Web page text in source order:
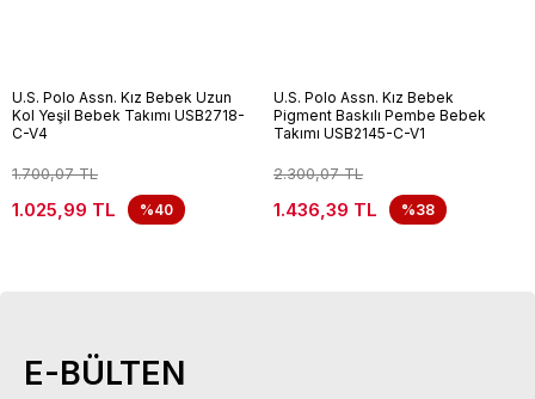
U.S. Polo Assn. Kız Bebek Uzun
Kol Yeşil Bebek Takımı USB2718-
C-V4
1.700,07 TL
1.025,99 TL %40
U.S. Polo Assn. Kız Bebek
Pigment Baskılı Pembe Bebek
Takımı USB2145-C-V1
2.300,07 TL
1.436,39 TL %38
E-BÜLTEN